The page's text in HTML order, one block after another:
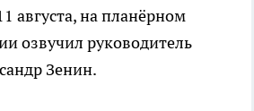
августа, на планёрном
озвучил руководитель
Зенин.